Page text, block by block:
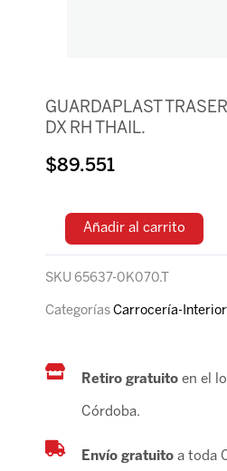
GUARDAPLAST
DX RH THAIL.
$89.551
Añadir al carrito
SKU 65637-0K070.T
Categorías Carrocería-Interior
Retiro gratuito en el
Córdoba.
Envío gratuitoa toda